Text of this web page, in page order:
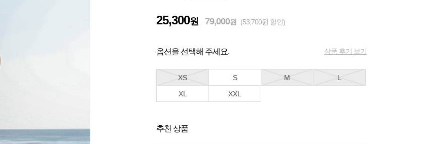
25,300원 79,000원 (53,700원 할인)
옵션을 선택해 주세요. 상품 후기 보기
XS S M
L
XL
XXL
추천 상품